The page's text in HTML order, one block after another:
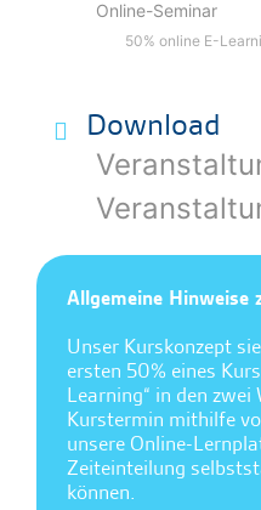
Online-Seminar
50% online E-
Download
Allgemeine Hinweise
Unser Kurskonzept
ersten 50% eines
Learning“ in den zwei
Kurstermin mithilfe
unsere Online-
Zeiteinteilung
können.